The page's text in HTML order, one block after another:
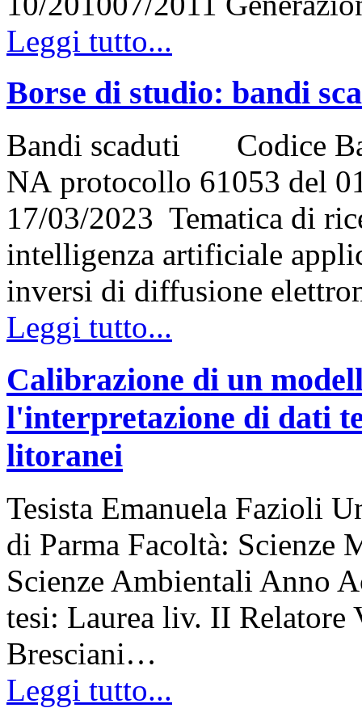
Leggi tutto...
Borse di studio: bandi
Bandi scaduti Codice
NA protocollo 61053 del
17/03/2023 Tematica di
intelligenza artificiale
inversi di diffusione
Leggi tutto...
Calibrazione di un
l'interpretazione di dati
litoranei
Tesista Emanuela Fazioli
di Parma Facoltà: Scienze
Scienze Ambientali Anno
tesi: Laurea liv. II
Bresciani…
Leggi tutto...